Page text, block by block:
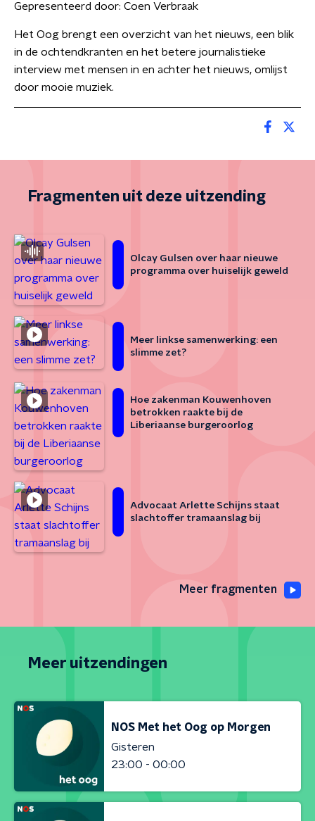
Gepresenteerd door: Coen Verbraak
Het Oog brengt een overzicht van het nieuws, een blik
in de ochtendkranten en het betere journalistieke
interview met mensen in en achter het nieuws, omlijst
door mooie muziek.
Fragmenten uit deze uitzending
Olcay Gulsen over haar nieuwe
programma over huiselijk geweld
Meer linkse samenwerking: een
slimme zet?
Hoe zakenman Kouwenhoven
betrokken raakte bij de
Liberiaanse burgeroorlog
Advocaat Arlette Schijns staat
slachtoffer tramaanslag bij
Meer fragmenten
Meer uitzendingen
NOS Met het Oog op Morgen
Gisteren
23:00 - 00:00